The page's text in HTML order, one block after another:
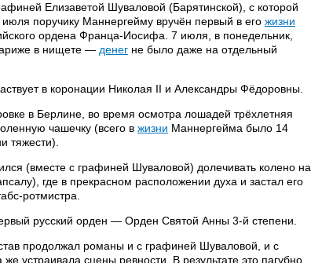
Елизаветой Шуваловой (Барятинской), с которой
поручику Маннергейму вручён первый в его жизни
ордена Франца-Иосифа. 7 июля, в понедельник,
в нищете — денег не было даже на отдельный
в коронации Николая II и Александры Фёдоровны.
в Берлине, во время осмотра лошадей трёхлетняя
чашечку (всего в жизни Маннергейма было 14
тяжести).
(вместе с графиней Шуваловой) долечивать колено на
где в прекрасном расположении духа и застал его
ротмистра.
русский орден — Орден Святой Анны 3-й степени.
продолжал романы и с графиней Шуваловой, и с
устраивала сцены ревности. В результате это пагубно